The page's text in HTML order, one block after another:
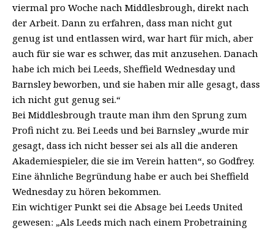
viermal pro Woche nach Middlesbrough, direkt nach
der Arbeit. Dann zu erfahren, dass man nicht gut
genug ist und entlassen wird, war hart für mich, aber
auch für sie war es schwer, das mit anzusehen. Danach
habe ich mich bei Leeds, Sheffield Wednesday und
Barnsley beworben, und sie haben mir alle gesagt, dass
ich nicht gut genug sei.“
Bei Middlesbrough traute man ihm den Sprung zum
Profi nicht zu. Bei Leeds und bei Barnsley „wurde mir
gesagt, dass ich nicht besser sei als all die anderen
Akademiespieler, die sie im Verein hatten“, so Godfrey.
Eine ähnliche Begründung habe er auch bei Sheffield
Wednesday zu hören bekommen.
Ein wichtiger Punkt sei die Absage bei Leeds United
gewesen: „Als Leeds mich nach einem Probetraining